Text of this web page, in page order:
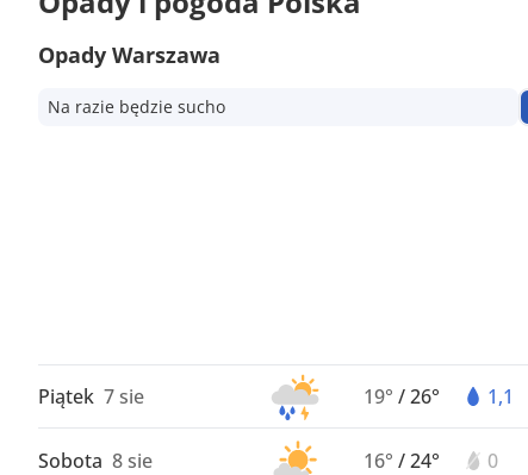
Opady Warszawa
Na razie będzie sucho
Piątek 7 sie 19° /26° 1,1
Sobota 8 sie 16° /24° 0